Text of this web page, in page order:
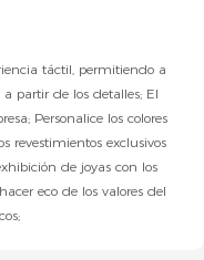
táctil, permitiendo a
partir de los detalles; El
Personalice los colores
revestimientos exclusivos
de joyas con los
eco de los valores del